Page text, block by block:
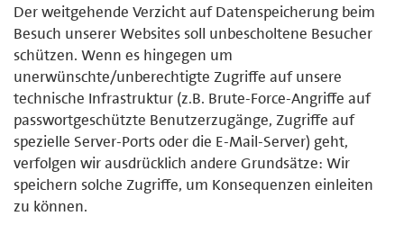
Der weitgehende Verzicht auf Datenspeicherung beim
Besuch unserer Websites soll unbescholtene Besucher
schützen. Wenn es hingegen um
unerwünschte/unberechtigte Zugriffe auf unsere
technische Infrastruktur (z.B. Brute-Force-Angriffe auf
passwortgeschützte Benutzerzugänge, Zugriffe auf
spezielle Server-Ports oder die E-Mail-Server) geht,
verfolgen wir ausdrücklich andere Grundsätze: Wir
speichern solche Zugriffe, um Konsequenzen einleiten
zu können.